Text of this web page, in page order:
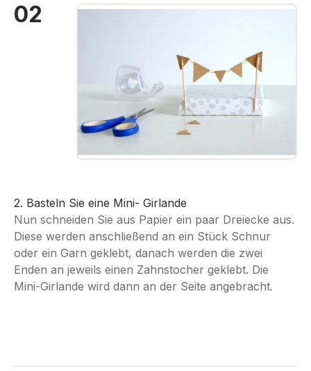
02 Bildergalerie überspringen
2. Basteln Sie eine Mini- Girlande
Nun schneiden Sie aus Papier ein paar Dreiecke aus.
Diese werden anschließend an ein Stück Schnur
oder ein Garn geklebt, danach werden die zwei
Enden an jeweils einen Zahnstocher geklebt. Die
Mini-Girlande wird dann an der Seite angebracht.